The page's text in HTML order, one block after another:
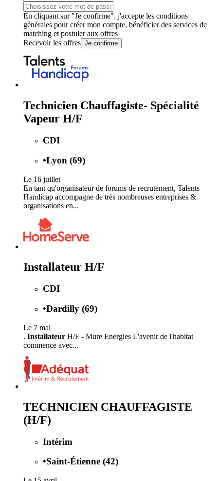
En cliquant sur "Je confirme", j'accepte les conditions
générales pour créer mon compte, bénéficier des services de
matching et postuler aux offres
Recevoir les offres Je confirme
Technicien Chauffagiste- Spécialité
Vapeur H/F
CDI
•Lyon (69)
Le 16 juillet
En tant qu'organisateur de forums de recrutement, Talents
Handicap accompagne de très nombreuses entreprises &
organisations en...
Installateur H/F
CDI
•Dardilly (69)
Le 7 mai
. Installateur H/F - Mure Energies L'avenir de l'habitat
commence avec...
TECHNICIEN CHAUFFAGISTE
(H/F)
Intérim
•Saint-Étienne (42)